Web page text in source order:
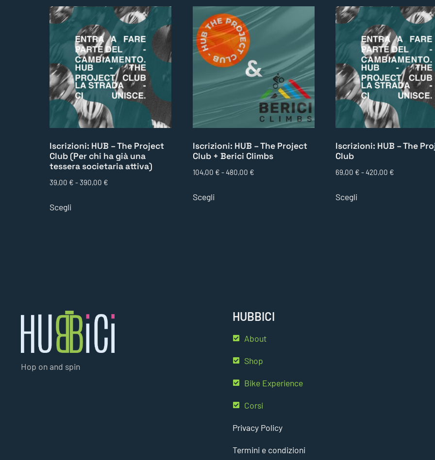
Iscrizioni: HUB – The Project
Club (Per chi ha già una
tessera societaria attiva)
39,00 € -390,00 €
Scegli
Iscrizioni: HUB – The Project
Club + Berici Climbs
104,00 € -480,00 €
Scegli
Iscrizioni: HUB – The
Club
69,00 € -420,00 €
Scegli
Hop on and spin
HUBBICI
About
Shop
Bike Experience
Corsi
Privacy Policy
Termini e condizioni